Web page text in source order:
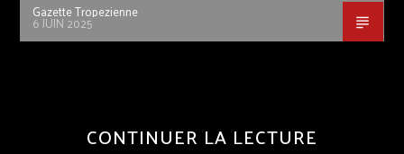
Gazette Tropezienne
6 JUIN 2025
CONTINUER LA LECTURE